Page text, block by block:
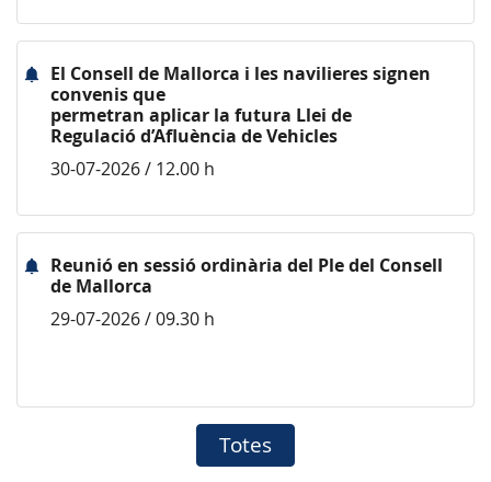
El Consell de Mallorca i les navilieres signen
convenis que
permetran aplicar la futura Llei de
Regulació d’Afluència de Vehicles
30-07-2026 / 12.00 h
Reunió en sessió ordinària del Ple del Consell
de Mallorca
29-07-2026 / 09.30 h
Totes